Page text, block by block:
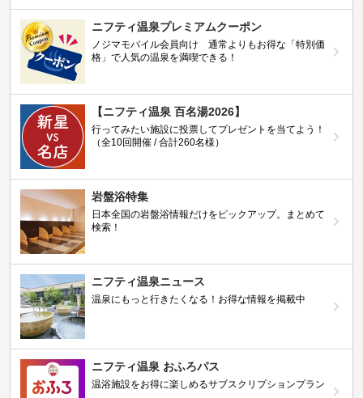
ニフティ温泉プレミアムクーポン
ノジマモバイル会員向け 通常よりもお得な「特別価
格」で人気の温泉を満喫できる！
【ニフティ温泉 百名湯2026】
行ってみたい施設に投票してプレゼントを当てよう！
（全10回開催 / 合計260名様）
岩盤浴特集
日本全国の岩盤浴情報だけをピックアップ。まとめて
検索！
ニフティ温泉ニュース
温泉にもっと行きたくなる！お得な情報を掲載中
ニフティ温泉 おふろパス
温浴施設をお得に楽しめるサブスクリプションプラン